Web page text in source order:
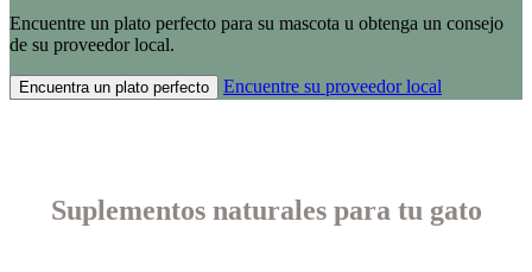
Encuentre un plato perfecto para su mascota u obtenga un consejo
de su proveedor local.
Encuentra un plato perfecto Encuentre su proveedor local
Suplementos naturales para tu gato